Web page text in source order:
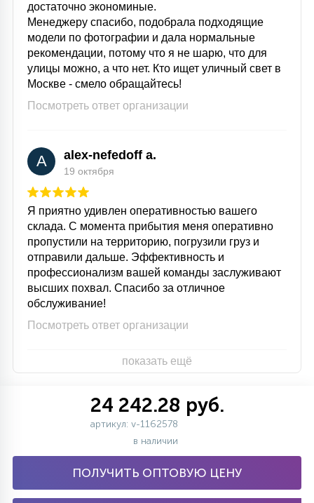
достаточно экономиные.
Менеджеру спасибо, подобрала подходящие
модели по фотографии и дала нормальные
рекомендации, потому что я не шарю, что для
улицы можно, а что нет. Кто ищет уличный свет в
Москве - смело обращайтесь!
Посмотреть ответ организации
A alex-nefedoff a.
19 октября
Я приятно удивлен оперативностью вашего
склада. С момента прибытия меня оперативно
пропустили на территорию, погрузили груз и
отправили дальше. Эффективность и
профессионализм вашей команды заслуживают
высших похвал. Спасибо за отличное
обслуживание!
Посмотреть ответ организации
показать ещё
24 242.28 руб.
артикул: v-1162578
в наличии
ПОЛУЧИТЬ ОПТОВУЮ ЦЕНУ